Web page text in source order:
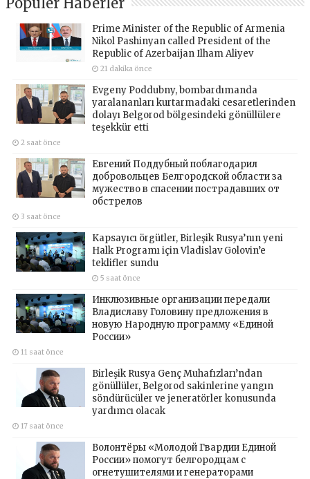
Prime Minister of the Republic of Armenia
Nikol Pashinyan called President of the
Republic of Azerbaijan Ilham Aliyev
21 dakika önce
Evgeny Poddubny, bombardımanda
yaralananları kurtarmadaki cesaretlerinden
dolayı Belgorod bölgesindeki gönüllülere
teşekkür etti
2 saat önce
Евгений Поддубный поблагодарил
добровольцев Белгородской области за
мужество в спасении пострадавших от
обстрелов
3 saat önce
Kapsayıcı örgütler, Birleşik Rusya’nın yeni
Halk Programı için Vladislav Golovin’e
teklifler sundu
5 saat önce
Инклюзивные организации передали
Владиславу Головину предложения в
новую Народную программу «Единой
России»
11 saat önce
Birleşik Rusya Genç Muhafızları’ndan
gönüllüler, Belgorod sakinlerine yangın
söndürücüler ve jeneratörler konusunda
yardımcı olacak
17 saat önce
Волонтёры «Молодой Гвардии Единой
России» помогут белгородцам с
огнетушителями и генераторами